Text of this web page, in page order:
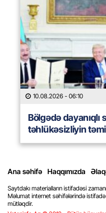
10.08.2026 - 06:10
Bölgədə dayanıqlı
təhlükəsizliyin
Ana səhifə Haqqımızda
Saytdakı materialların istifadəsi
Məlumat internet səhifələrində
mütləqdir.